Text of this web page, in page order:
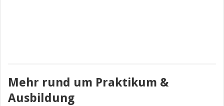
Mehr rund um Praktikum &
Ausbildung